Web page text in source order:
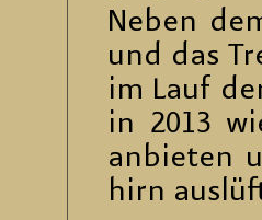
Neben
und das
im Lauf
in 2013
an­bie­ten
hirn